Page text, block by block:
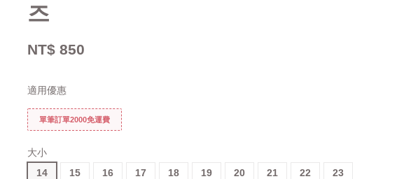
즈
NT$ 850
適用優惠
單筆訂單2000免運費
大小
14
15 16 17 18 19 20 21 22 23